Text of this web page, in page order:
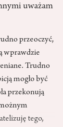
uważam
przeoczyć,
wprawdzie
Trudno
mogło być
przekonują
tego,